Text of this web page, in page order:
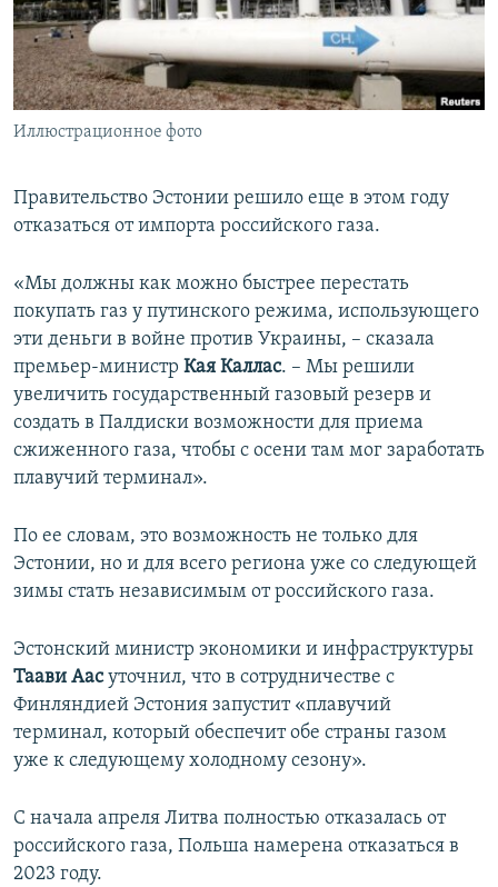
ПОБЕДИТЕЛЕЙ НЕ СУДЯТ?
КРЫМ.НЕПОКОРЕННЫЙ
ELIFBE
УКРАИНСКАЯ ПРОБЛЕМА КРЫМА
ПРИСОЕДИНЯЙТЕСЬ!
Иллюстрационное фото
Правительство Эстонии решило еще в этом году
отказаться от импорта российского газа.
«Мы должны как можно быстрее перестать
покупать газ у путинского режима, использующего
эти деньги в войне против Украины, – сказала
премьер-министр Кая Каллас. – Мы решили
увеличить государственный газовый резерв и
создать в Палдиски возможности для приема
сжиженного газа, чтобы с осени там мог заработать
плавучий терминал».
По ее словам, это возможность не только для
Эстонии, но и для всего региона уже со следующей
зимы стать независимым от российского газа.
Эстонский министр экономики и инфраструктуры
Таави Аасуточнил, что в сотрудничестве с
Финляндией Эстония запустит «плавучий
терминал, который обеспечит обе страны газом
уже к следующему холодному сезону».
С начала апреля Литва полностью отказалась от
российского газа, Польша намерена отказаться в
2023 году.